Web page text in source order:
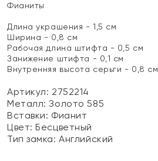
Фианиты
Длина украшения - 1,5 см
Ширина - 0,8 см
Рабочая длина штифта - 0,5 см
Занижение штифта - 0,1 см
Внутренняя высота серьги - 0,8 см
Артикул: 2752214
Металл:Золото 585
Вставки: Фианит
Цвет:Бесцветный
Тип замка:Английский